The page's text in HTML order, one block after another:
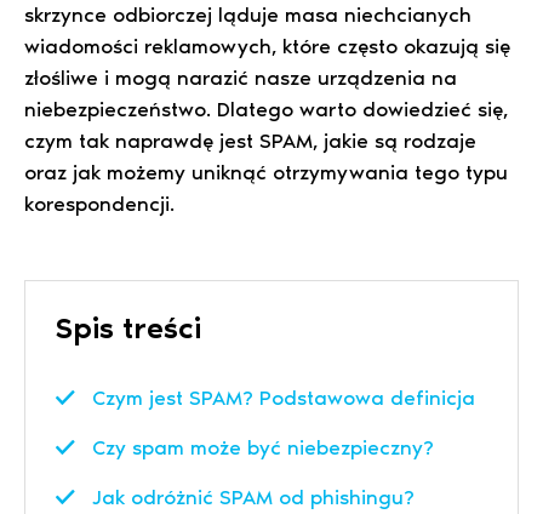
skrzynce odbiorczej ląduje masa niechcianych
wiadomości reklamowych, które często okazują się
złośliwe i mogą narazić nasze urządzenia na
niebezpieczeństwo. Dlatego warto dowiedzieć się,
czym tak naprawdę jest SPAM, jakie są rodzaje
oraz jak możemy uniknąć otrzymywania tego typu
korespondencji.
Spis treści
Czym jest SPAM? Podstawowa definicja
Czy spam może być niebezpieczny?
Jak odróżnić SPAM od phishingu?